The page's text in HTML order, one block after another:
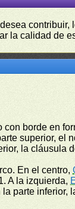
la calidad de
borde en
superior, el
la cláusula
En el centro,
A la izquierda,
la parte inferior,